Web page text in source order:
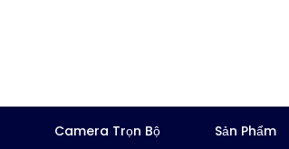
Camera Trọn Bộ Sản Phẩm